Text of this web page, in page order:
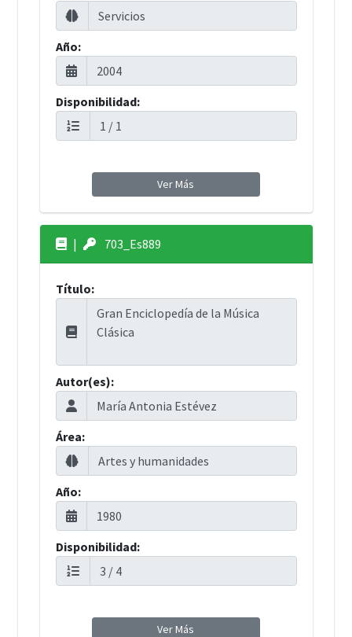
Año:
Disponibilidad:
Ver Más
| 703_Es889
Título:
Autor(es):
Área:
Año:
Disponibilidad:
Ver Más